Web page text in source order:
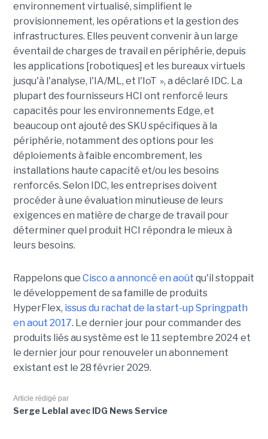
environnement virtualisé, simplifient le
provisionnement, les opérations et la gestion des
infrastructures. Elles peuvent convenir à un large
éventail de charges de travail en périphérie, depuis
les applications [robotiques] et les bureaux virtuels
jusqu'à l'analyse, l'IA/ML, et l'IoT », a déclaré IDC. La
plupart des fournisseurs HCI ont renforcé leurs
capacités pour les environnements Edge, et
beaucoup ont ajouté des SKU spécifiques à la
périphérie, notamment des options pour les
déploiements à faible encombrement, les
installations haute capacité et/ou les besoins
renforcés. Selon IDC, les entreprises doivent
procéder à une évaluation minutieuse de leurs
exigences en matière de charge de travail pour
déterminer quel produit HCI répondra le mieux à
leurs besoins.
Rappelons que Cisco a annoncé en août qu'il stoppait
le développement de sa famille de produits
HyperFlex, issus du rachat de la start-up Springpath
en aout 2017. Le dernier jour pour commander des
produits liés au système est le 11 septembre 2024 et
le dernier jour pour renouveler un abonnement
existant est le 28 février 2029.
Article rédigé par
Serge Leblal avec IDG News Service